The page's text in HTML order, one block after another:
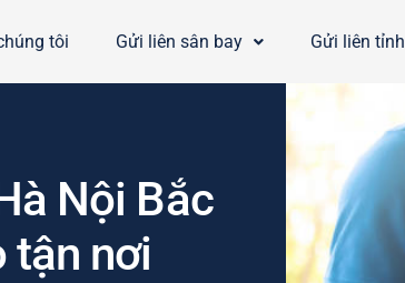
tôi Gửi liên sân bay Gửi liên tỉnh
Nội Bắc
tận nơi